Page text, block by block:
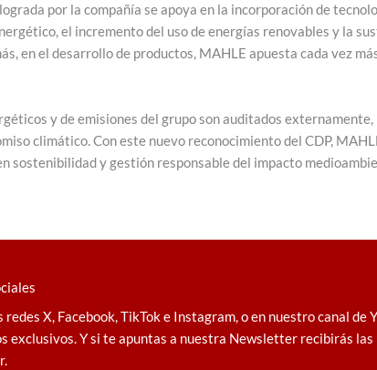
por la compañía se apoya en la incorporación de
el incremento del uso de energías renovables y la
en el desarrollo de productos, MAHLE apuesta cada vez
y de emisiones del grupo son auditados
climático. Con este nuevo reconocimiento del CDP,
sostenibilidad y gestión responsable del impacto
redes X, Facebook, TikTok e Instagram, o en nuestro canal de
exclusivos. Y si te apuntas a nuestra Newsletter recibirás las